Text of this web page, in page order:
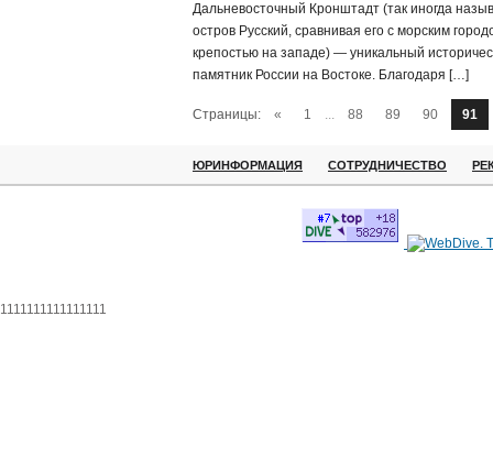
Дальневосточный Кронштадт (так иногда
остров Русский, сравнивая его с морским
крепостью на западе) — уникальный
памятник России на Востоке. Благодаря […]
Страницы: « 1 ... 88 89 90 91
ЮРИНФОРМАЦИЯ СОТРУДНИЧЕСТВО
1111111111111111